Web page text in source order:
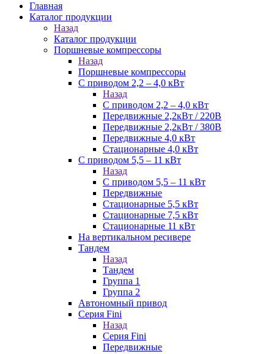
Главная
Каталог продукции
Назад
Каталог продукции
Поршневые компрессоры
Назад
Поршневые компрессоры
С приводом 2,2 – 4,0 кВт
Назад
С приводом 2,2 – 4,0 кВт
Передвижные 2,2кВт / 220В
Передвижные 2,2кВт / 380В
Передвижные 4,0 кВт
Стационарные 4,0 кВт
С приводом 5,5 – 11 кВт
Назад
С приводом 5,5 – 11 кВт
Передвижные
Стационарные 5,5 кВт
Стационарные 7,5 кВт
Стационарные 11 кВт
На вертикальном ресивере
Тандем
Назад
Тандем
Группа 1
Группа 2
Автономный привод
Серия Fini
Назад
Серия Fini
Передвижные